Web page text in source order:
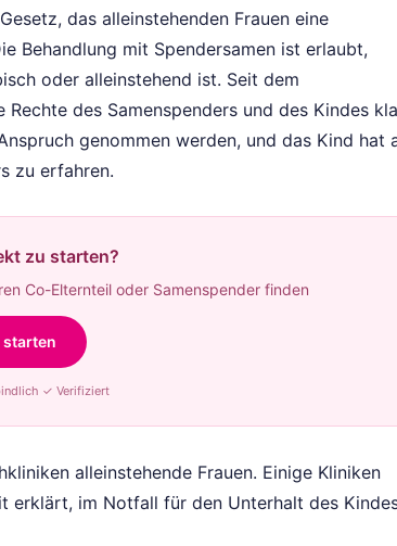
das alleinstehenden Frauen eine
Behandlung mit Spendersamen ist erlaubt,
oder alleinstehend ist. Seit dem
des Samenspenders und des Kindes
genommen werden, und das Kind hat
zu erfahren.
zu starten?
Co-Elternteil oder Samenspender finden
starten
✓ Verifiziert
alleinstehende Frauen. Einige Kliniken
erklärt, im Notfall für den Unterhalt des